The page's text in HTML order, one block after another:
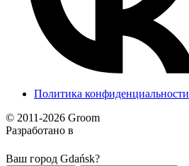
Политика конфиденциальности
© 2011-2026 Groom
Разработано в
Ваш город Gdańsk?